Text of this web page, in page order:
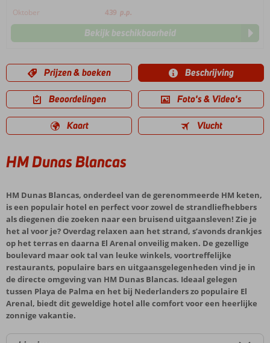
Oktober
439 p.p.
Bekijk beschikbaarheid
Prijzen & boeken Beschrijving
Beoordelingen Foto's & Video's
Kaart Vlucht
HM Dunas Blancas
HM Dunas Blancas, onderdeel van de gerenommeerde HM keten,
is een populair hotel en perfect voor zowel de strandliefhebbers
als diegenen die zoeken naar een bruisend uitgaansleven! Zie je
het al voor je? Overdag relaxen aan het strand, s’avonds drankjes
op het terras en daarna El Arenal onveilig maken. De gezellige
boulevard maar ook tal van leuke winkels, voortreffelijke
restaurants, populaire bars en uitgaansgelegenheden vind je in
de directe omgeving van HM Dunas Blancas. Ideaal gelegen
tussen Playa de Palma en het bij Nederlanders zo populaire El
Arenal, biedt dit geweldige hotel alle comfort voor een heerlijke
zonnige vakantie.